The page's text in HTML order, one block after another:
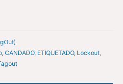
, CANDADO, ETIQUETADO, Lockout,